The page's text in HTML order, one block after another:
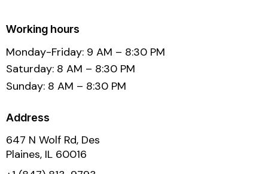
Working hours
Monday-Friday: 9 AM – 8:30 PM
Saturday: 8 AM – 8:30 PM
Sunday: 8 AM – 8:30 PM
Address
647 N Wolf Rd, Des
Plaines, IL 60016